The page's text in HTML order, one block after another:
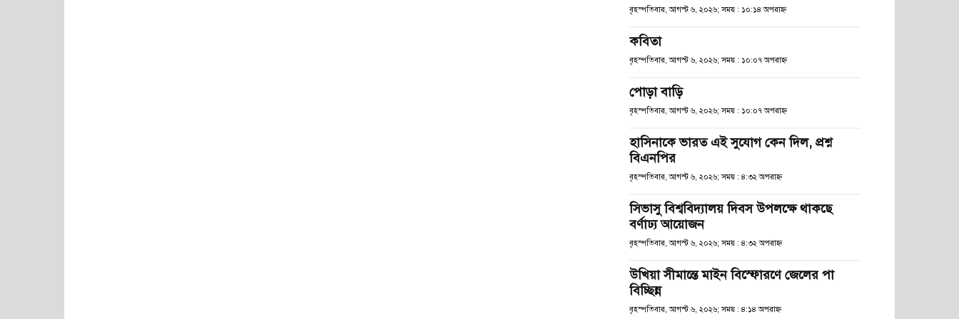
বৃহস্পতিবার, আগস্ট ৬, ২০২৬; সময় : ১০:১৪ অপরাহ্ণ
কবিতা
বৃহস্পতিবার, আগস্ট ৬, ২০২৬; সময় : ১০:০৭ অপরাহ্ণ
পোড়া বাড়ি
বৃহস্পতিবার, আগস্ট ৬, ২০২৬; সময় : ১০:০৭ অপরাহ্ণ
হাসিনাকে ভারত এই সুযোগ কেন দিল, প্রশ্ন
বিএনপির
বৃহস্পতিবার, আগস্ট ৬, ২০২৬; সময় : ৪:৩২ অপরাহ্ণ
সিভাসু বিশ্ববিদ্যালয় দিবস উপলক্ষে থাকছে
বর্ণাঢ্য আয়োজন
বৃহস্পতিবার, আগস্ট ৬, ২০২৬; সময় : ৪:৩২ অপরাহ্ণ
উখিয়া সীমান্তে মাইন বিস্ফোরণে জেলের পা
বিচ্ছিন্ন
বৃহস্পতিবার, আগস্ট ৬, ২০২৬; সময় : ৪:১৪ অপরাহ্ণ